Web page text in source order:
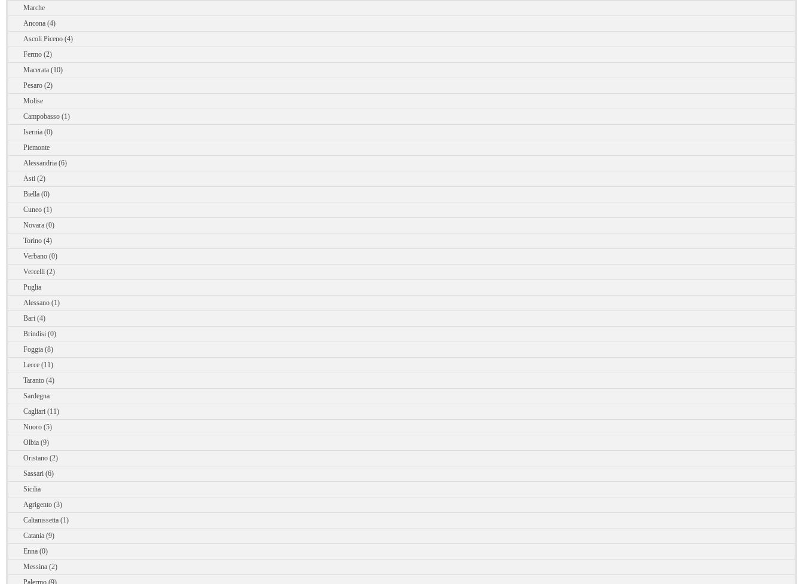
Marche
Ancona (4)
Ascoli Piceno (4)
Fermo (2)
Macerata (10)
Pesaro (2)
Molise
Campobasso (1)
Isernia (0)
Piemonte
Alessandria (6)
Asti (2)
Biella (0)
Cuneo (1)
Novara (0)
Torino (4)
Verbano (0)
Vercelli (2)
Puglia
Alessano (1)
Bari (4)
Brindisi (0)
Foggia (8)
Lecce (11)
Taranto (4)
Sardegna
Cagliari (11)
Nuoro (5)
Olbia (9)
Oristano (2)
Sassari (6)
Sicilia
Agrigento (3)
Caltanissetta (1)
Catania (9)
Enna (0)
Messina (2)
Palermo (9)